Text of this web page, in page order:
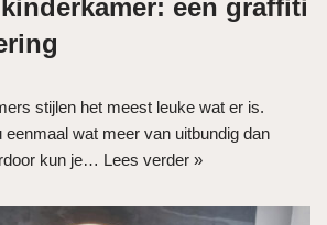
een graffiti
stijlen het meest leuke wat er is.
eenmaal wat meer van uitbundig dan
kun je… Lees verder »